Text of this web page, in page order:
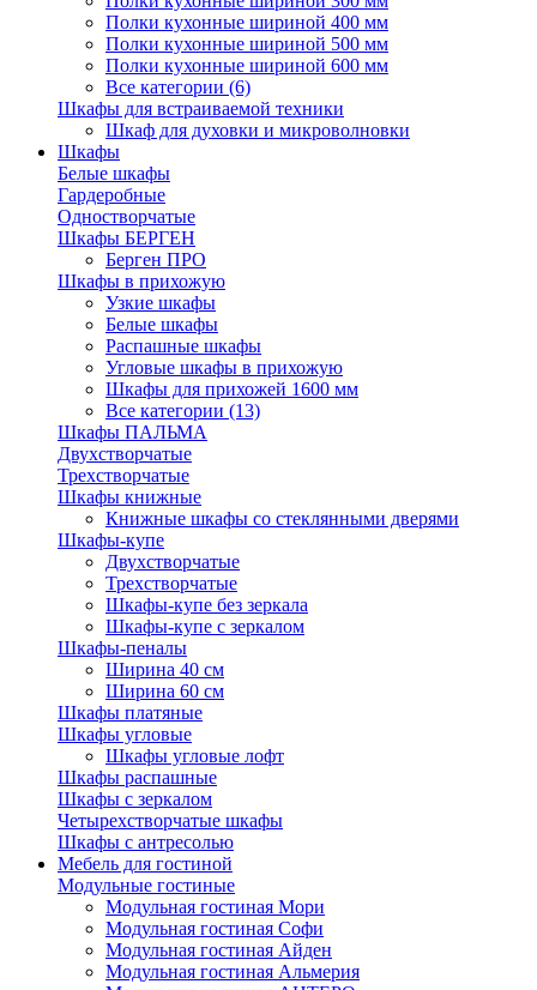
Полки кухонные шириной 400 мм
Полки кухонные шириной 500 мм
Полки кухонные шириной 600 мм
Все категории (6)
Шкафы для встраиваемой техники
Шкаф для духовки и микроволновки
Шкафы
Белые шкафы
Гардеробные
Одностворчатые
Шкафы БЕРГЕН
Берген ПРО
Шкафы в прихожую
Узкие шкафы
Белые шкафы
Распашные шкафы
Угловые шкафы в прихожую
Шкафы для прихожей 1600 мм
Все категории (13)
Шкафы ПАЛЬМА
Двухстворчатые
Трехстворчатые
Шкафы книжные
Книжные шкафы со стеклянными дверями
Шкафы-купе
Двухстворчатые
Трехстворчатые
Шкафы-купе без зеркала
Шкафы-купе с зеркалом
Шкафы-пеналы
Ширина 40 см
Ширина 60 см
Шкафы платяные
Шкафы угловые
Шкафы угловые лофт
Шкафы распашные
Шкафы с зеркалом
Четырехстворчатые шкафы
Шкафы с антресолью
Мебель для гостиной
Модульные гостиные
Модульная гостиная Мори
Модульная гостиная Софи
Модульная гостиная Айден
Модульная гостиная Альмерия